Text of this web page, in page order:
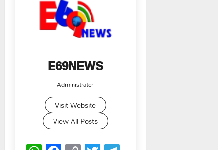
E69NEWS
Administrator
Visit Website
View All Posts